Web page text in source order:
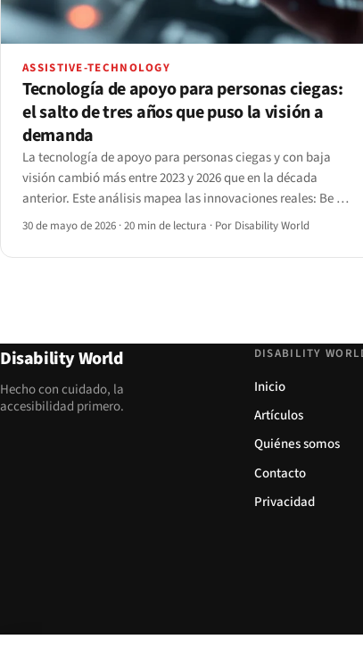
ASSISTIVE-TECHNOLOGY
Tecnología de apoyo para personas ciegas:
el salto de tres años que puso la visión a
demanda
La tecnología de apoyo para personas ciegas y con baja
visión cambió más entre 2023 y 2026 que en la década
anterior. Este análisis mapea las innovaciones reales: Be My
AI, Ray-Ban Meta, bastones inteligentes, el Monarch y los
30 de mayo de 2026 ·20 min de lectura · Por Disability World
Disability World
Hecho con cuidado, la
accesibilidad primero.
DISABILITY
Inicio
Artículos
Quiénes somos
Contacto
Privacidad